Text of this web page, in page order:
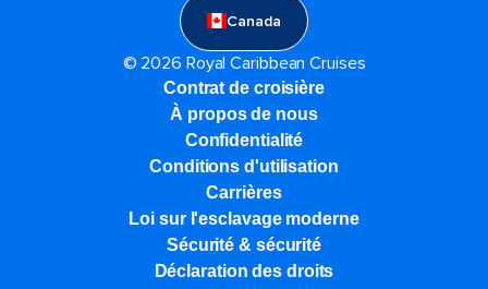
Canada
© 2026 Royal Caribbean Cruises
Contrat de croisière
À propos de nous
Confidentialité
Conditions d'utilisation
Carrières
Loi sur l'esclavage moderne
Sécurité & sécurité
Déclaration des droits